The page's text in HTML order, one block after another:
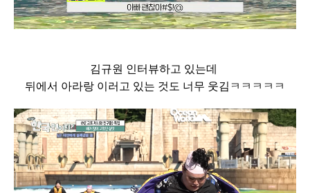
김규원 인터뷰하고 있는데
뒤에서 아라랑 이러고 있는 것도 너무 웃김ㅋㅋㅋㅋㅋ